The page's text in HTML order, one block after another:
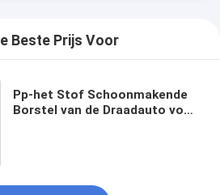
Beste Prijs Voor
Pp-het Stof Schoonmakende
Borstel van de Draadauto voor